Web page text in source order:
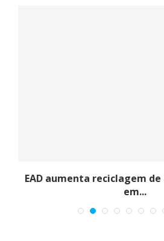
EAD aumenta reciclagem
em...